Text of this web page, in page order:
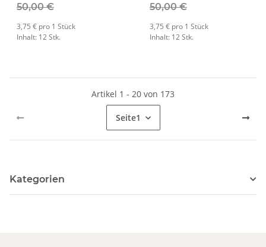
50,00 €
3,75 € pro 1 Stück
Inhalt: 12 Stk.
50,00 €
3,75 € pro 1 Stück
Inhalt: 12 Stk.
Artikel 1 - 20 von 173
Seite1
Kategorien